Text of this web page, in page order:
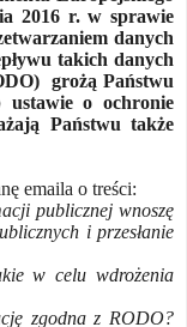
2016 r. w sprawie
danych
takich danych
grożą Państwu
o ochronie
Państwu także
emaila o treści:
publicznej wnoszę
i przesłanie
w celu wdrożenia
zgodna z RODO?